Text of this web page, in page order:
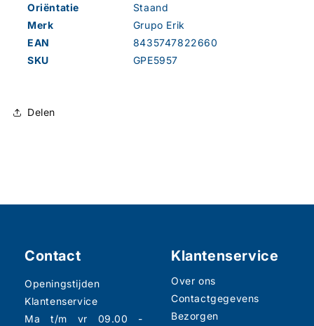
Oriëntatie
Staand
Merk
Grupo Erik
EAN
8435747822660
SKU
GPE5957
Delen
Contact
Openingstijden
Klantenservice
Ma t/m vr 09.00 -
Klantenservice
Over ons
Contactgegevens
Bezorgen